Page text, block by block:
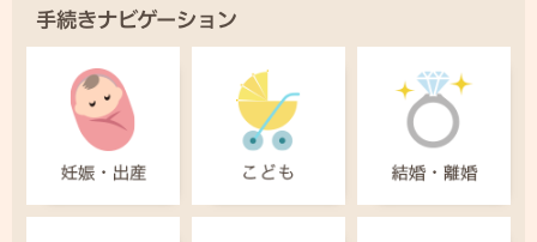
手続きナビゲーション